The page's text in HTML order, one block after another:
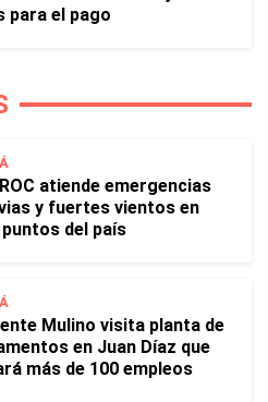
para el pago
atiende emergencias
y fuertes vientos en
del país
Mulino visita planta de
en Juan Díaz que
más de 100 empleos